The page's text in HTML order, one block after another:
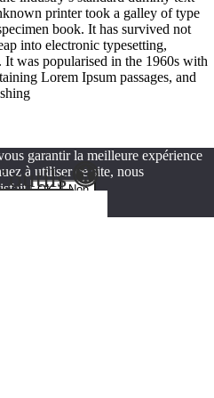
printer took a galley of type
book. It has survived not
into electronic typesetting,
It was popularised in the 1960s with
Lorem Ipsum passages, and
garantir la meilleure expérience
à utiliser ce site, nous
OK
Non